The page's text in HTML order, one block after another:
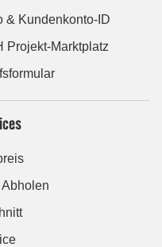
& Kundenkonto-ID
Projekt-Marktplatz